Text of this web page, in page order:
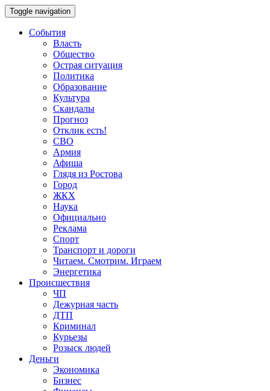
Toggle navigation
События
Власть
Общество
Острая ситуация
Политика
Образование
Культура
Скандалы
Прогноз
Отклик есть!
СВО
Армия
Афиша
Глядя из Ростова
Город
ЖКХ
Наука
Официально
Реклама
Спорт
Транспорт и дороги
Читаем. Смотрим. Играем
Энергетика
Происшествия
ЧП
Дежурная часть
ДТП
Криминал
Курьезы
Розыск людей
Деньги
Экономика
Бизнес